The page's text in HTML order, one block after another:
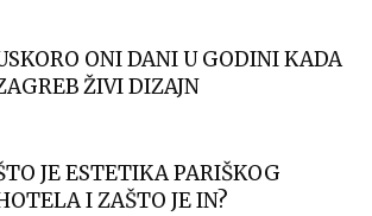
ONI DANI U GODINI KADA
ŽIVI DIZAJN
JE ESTETIKA PARIŠKOG
I ZAŠTO JE IN?